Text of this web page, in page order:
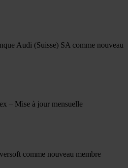
Audi (Suisse) SA comme nouveau
– Mise à jour mensuelle
comme nouveau membre